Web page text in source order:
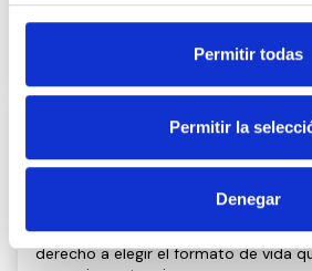
Permitir todas
Permitir la
Denegar
de todas las personas.
Promovemos la autonomía, la
derecho a elegir el formato de vida